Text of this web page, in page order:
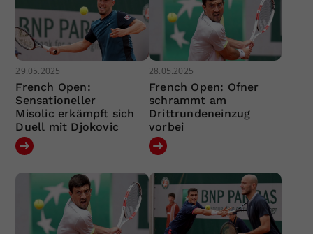
29.05.2025
French Open:
Sensationeller
Misolic erkämpft sich
Duell mit Djokovic
28.05.2025
French Open: Ofner
schrammt am
Drittrundeneinzug
vorbei